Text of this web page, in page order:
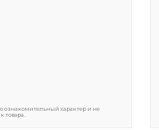
ознакомительный характер и не
товара.